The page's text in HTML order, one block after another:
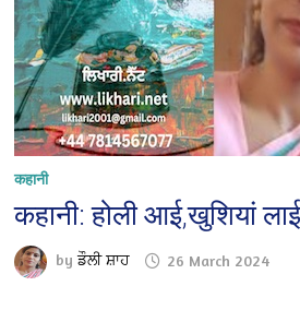
कहानी
कहानी: होली आई,खुशियां
byਡੌਲੀ ਸ਼ਾਹ 26 March 2024